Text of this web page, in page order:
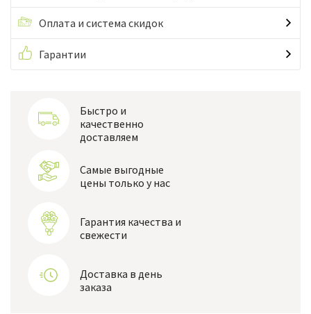
Оплата и система скидок
Гарантии
Быстро и
качественно
доставляем
Самые выгодные
цены только у нас
Гарантия качества и
свежести
Доставка в день
заказа